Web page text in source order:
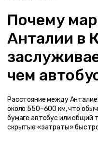
Почему
Анталии в
чем
Расстояние между
около 550–600 км, что
бумаге автобус или общий
скрытые «затраты»